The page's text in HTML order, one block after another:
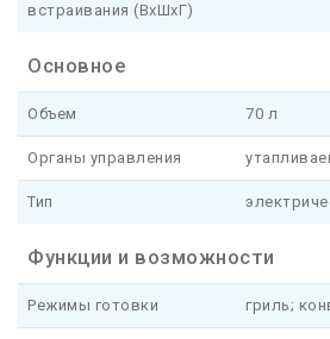
встраивания (ВхШхГ)
Основное
Объем 70 л
Органы управления
Тип
Функции и возможности
Режимы готовки гриль;